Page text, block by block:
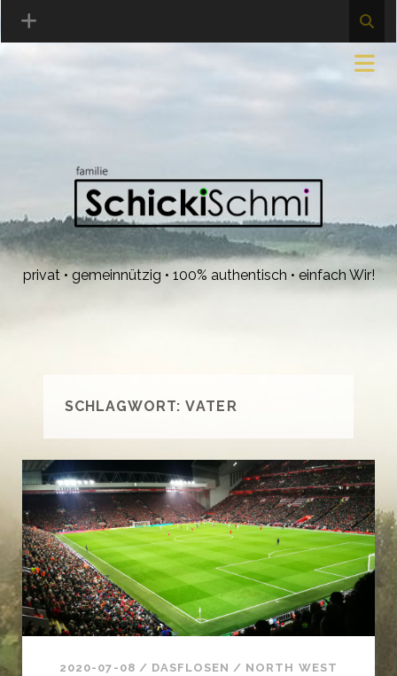
privat • gemeinnützig • 100% authentisch • einfach Wir!
SCHLAGWORT:VATER
2020-07-08 / DASFLOSEN / NORTH WEST